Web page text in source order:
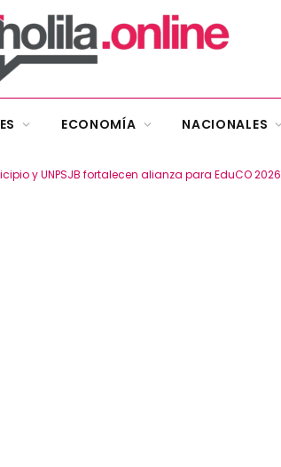
ECONOMÍA NACIONALES
y UNPSJB fortalecen alianza para EduCO 2026